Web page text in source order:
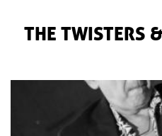
THE TWISTERS